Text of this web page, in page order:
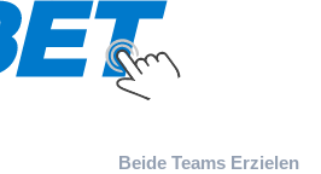
Beide Teams Erzielen